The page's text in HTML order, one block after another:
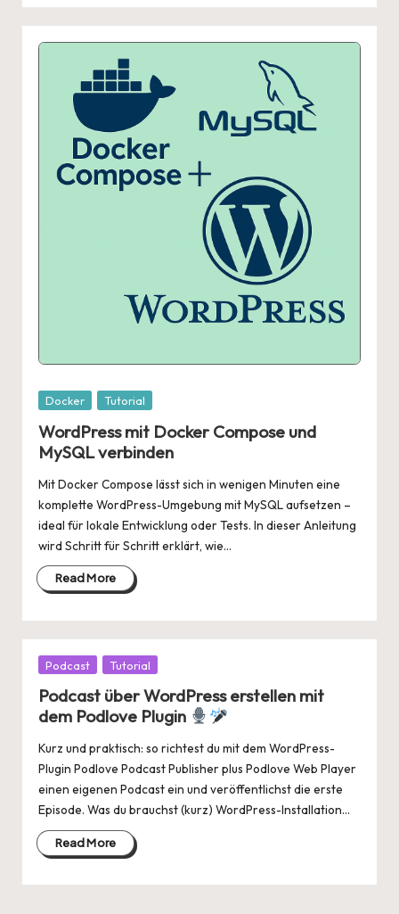
Posted
Docker Tutorial
WordPress mit Docker Compose und
MySQL verbinden
Mit Docker Compose lässt sich in wenigen Minuten eine
komplette WordPress-Umgebung mit MySQL aufsetzen –
ideal für lokale Entwicklung oder Tests. In dieser Anleitung
wird Schritt für Schritt erklärt, wie…
Read More
Posted
Podcast Tutorial
Podcast über WordPress erstellen mit
dem Podlove Plugin
Kurz und praktisch: so richtest du mit dem WordPress-
Plugin Podlove Podcast Publisher plus Podlove Web Player
einen eigenen Podcast ein und veröffentlichst die erste
Episode. Was du brauchst (kurz) WordPress-Installation…
Read More